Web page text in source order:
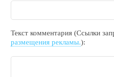
Текст комментария (Ссылки
размещения рекламы.):